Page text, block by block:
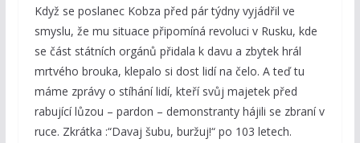
Když se poslanec Kobza před pár týdny vyjádřil ve
smyslu, že mu situace připomíná revoluci v Rusku, kde
se část státních orgánů přidala k davu a zbytek hrál
mrtvého brouka, klepalo si dost lidí na čelo. A teď tu
máme zprávy o stíhání lidí, kteří svůj majetek před
rabující lůzou – pardon – demonstranty hájili se zbraní v
ruce. Zkrátka :“Davaj šubu, buržuj!“ po 103 letech.